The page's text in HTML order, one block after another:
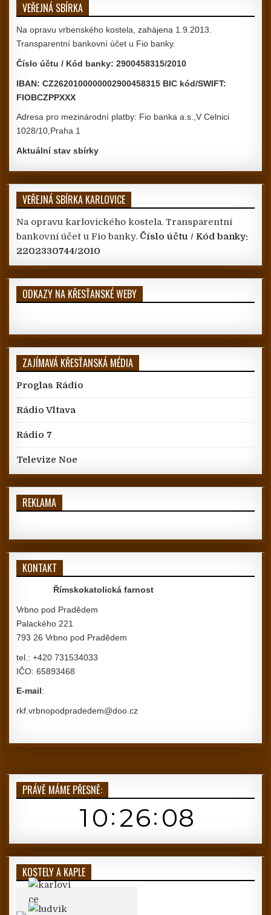
VEŘEJNÁ SBÍRKA
Na opravu vrbenského kostela, zahájena 1.9.2013.
Transparentní bankovní účet u Fio banky.
Číslo účtu / Kód banky: 2900458315/2010
IBAN: CZ2620100000002900458315 BIC kód/SWIFT:
FIOBCZPPXXX
Adresa pro mezinárodní platby: Fio banka a.s.,V Celnici
1028/10,Praha 1
Aktuální stav sbírky
VEŘEJNÁ SBÍRKA KARLOVICE
Na opravu karlovického kostela. Transparentní
bankovní účet u Fio banky. Číslo účtu / Kód banky:
2202330744/2010
ODKAZY NA KŘESŤANSKÉ WEBY
ZAJÍMAVÁ KŘESŤANSKÁ MÉDIA
Proglas Rádio
Rádio Vltava
Rádio 7
Televize Noe
REKLAMA
KONTAKT
Římskokatolická farnost
Vrbno pod Pradědem
Palackého 221
793 26 Vrbno pod Pradědem
tel.: +420 731534033
IČO: 65893468
E-mail:
rkf.vrbnopodpradedem@doo.cz
PRÁVĚ MÁME PŘESNĚ:
KOSTELY A KAPLE